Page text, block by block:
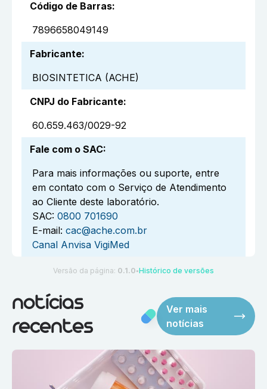
Código de Barras:
7896658049149
Fabricante:
BIOSINTETICA (ACHE)
CNPJ do Fabricante:
60.659.463/0029-92
Fale com o SAC:
Para mais informações ou suporte, entre
em contato com o Serviço de Atendimento
ao Cliente deste laboratório.
SAC: 0800 701690
E-mail: cac@ache.com.br
Canal Anvisa VigiMed
Versão da página: 0.1.0 ●Histórico de versões
notícias
recentes
Ver mais
notícias